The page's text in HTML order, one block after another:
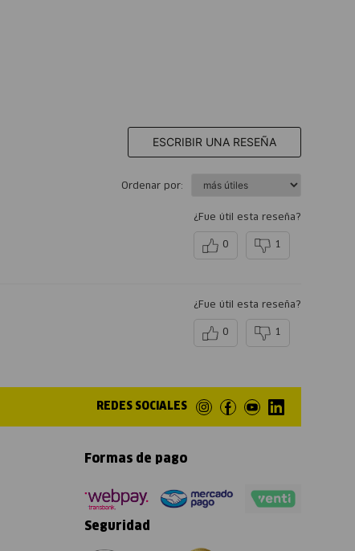
ESCRIBIR UNA RESEÑA
Ordenar por:
¿Fue útil esta reseña?
0 1
¿Fue útil esta reseña?
0 1
REDES SOCIALES
Formas de pago
Seguridad